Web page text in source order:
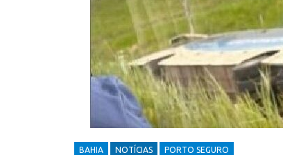
BAHIA NOTÍCIAS PORTO SEGURO